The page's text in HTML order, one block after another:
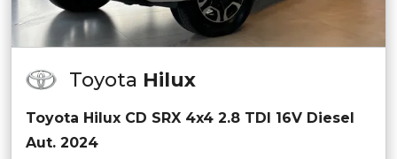
Toyota Hilux
Toyota Hilux CD SRX 4x4 2.8 TDI 16V Diesel
Aut. 2024